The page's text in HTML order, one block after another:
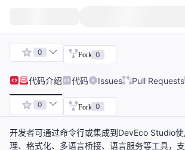
0 Fork 0
代码介绍 代码 Issues Pull Requests
0 Fork 0
开发者可通过命令行或集成到DevEco Studio
理、格式化、多语言桥接、语言服务等工具，支